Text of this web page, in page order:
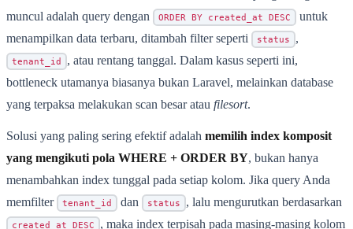
muncul adalah query dengan
ORDER BY created_at DESC
untuk
menampilkan data terbaru, ditambah filter seperti
status ,
tenant_id
, atau rentang tanggal. Dalam kasus seperti ini,
bottleneck utamanya biasanya bukan Laravel, melainkan database
yang terpaksa melakukan scan besar atau filesort.
Solusi yang paling sering efektif adalah memilih index komposit
yang mengikuti pola WHERE + ORDER BY, bukan hanya
menambahkan index tunggal pada setiap kolom. Jika query Anda
memfilter
tenant_id dan status , lalu mengurutkan berdasarkan
created_at DESC
, maka index terpisah pada masing-masing kolom